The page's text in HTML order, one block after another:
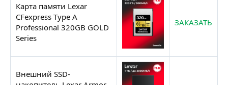
Карта памяти Lexar
CFexpress Type A
Professional 320GB GOLD
Series
ЗАКАЗАТЬ
Внешний SSD-